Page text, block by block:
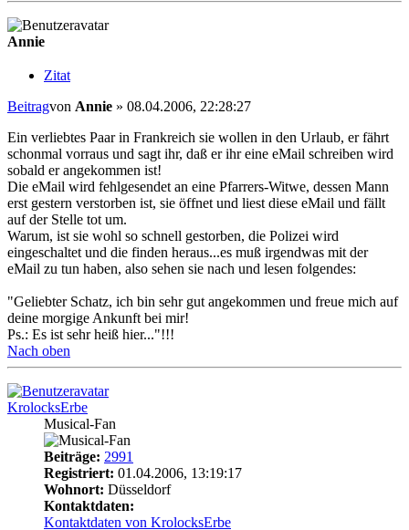
Annie
Zitat
Beitragvon Annie » 08.04.2006, 22:28:27
Ein verliebtes Paar in Frankreich sie wollen in den Urlaub, er fährt
schonmal vorraus und sagt ihr, daß er ihr eine eMail schreiben wird
sobald er angekommen ist!
Die eMail wird fehlgesendet an eine Pfarrers-Witwe, dessen Mann
erst gestern verstorben ist, sie öffnet und liest diese eMail und fällt
auf der Stelle tot um.
Warum, ist sie wohl so schnell gestorben, die Polizei wird
eingeschaltet und die finden heraus...es muß irgendwas mit der
eMail zu tun haben, also sehen sie nach und lesen folgendes:
"Geliebter Schatz, ich bin sehr gut angekommen und freue mich auf
deine morgige Ankunft bei mir!
Ps.: Es ist sehr heiß hier..."!!!
Nach oben
KrolocksErbe
Musical-Fan
Beiträge: 2991
Registriert: 01.04.2006, 13:19:17
Wohnort: Düsseldorf
Kontaktdaten:
Kontaktdaten von KrolocksErbe